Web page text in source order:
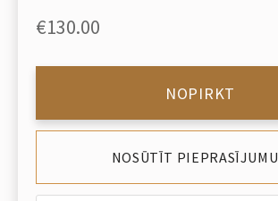
€130.00
NOPIRKT
NOSŪTĪT PIEPRASĪJUMU